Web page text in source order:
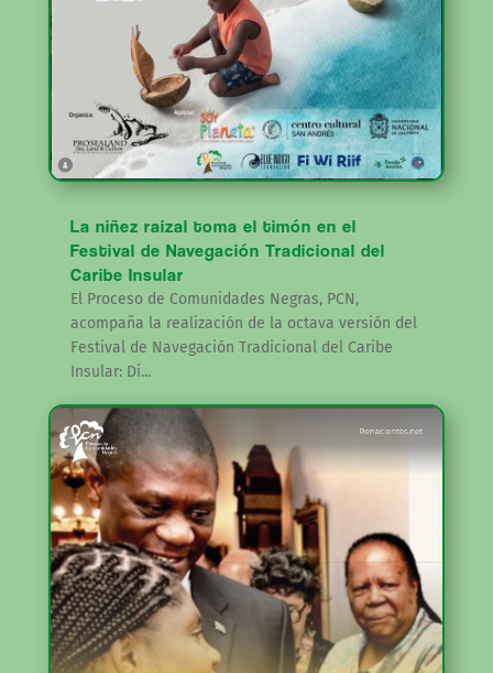
La niñez raizal toma el timón en el
Festival de Navegación Tradicional del
Caribe Insular
El Proceso de Comunidades Negras, PCN,
acompaña la realización de la octava versión del
Festival de Navegación Tradicional del Caribe
Insular: Di...